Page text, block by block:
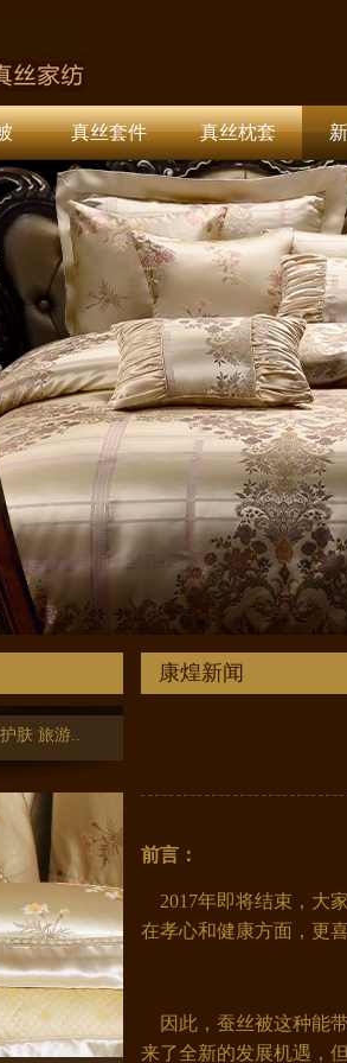
真丝套件 真丝枕套
肤 旅游..
枕套 双..
康煌新闻
前言：
2017年即将结束，大
在孝心和健康方面，更
因此，蚕丝被这种能
来了全新的发展机遇，